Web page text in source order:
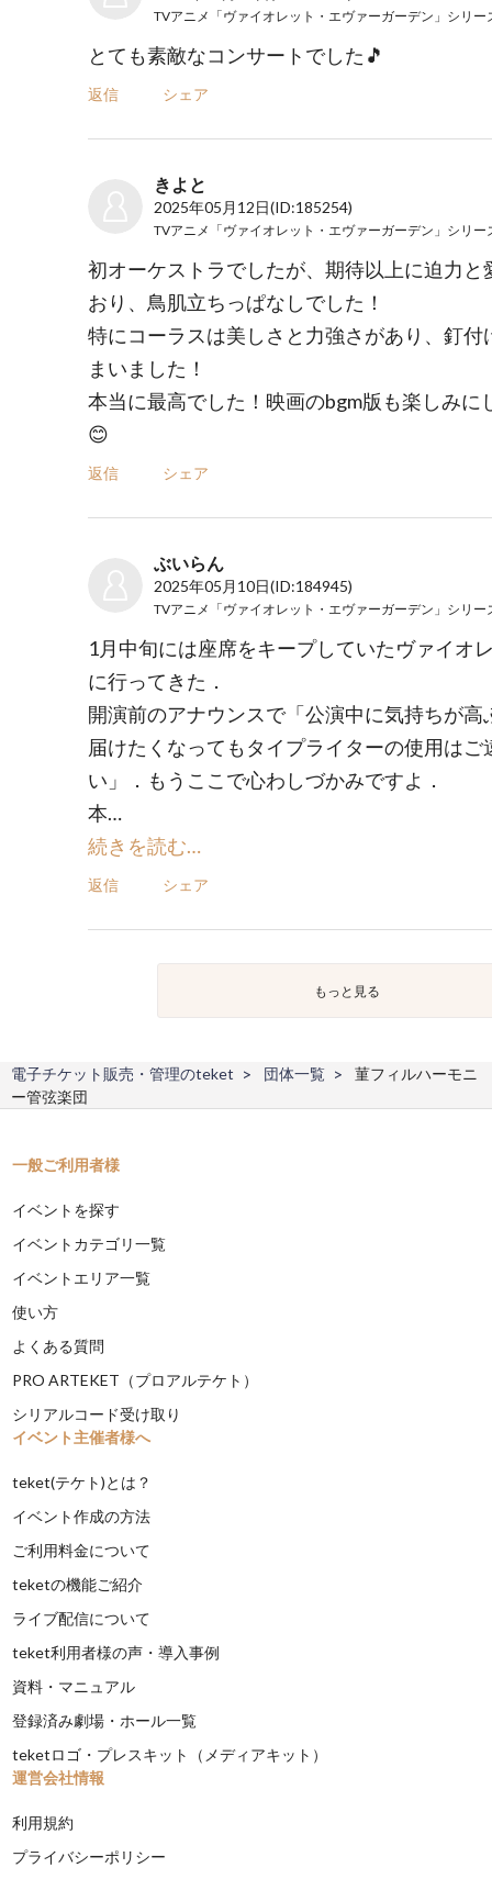
とても素敵なコンサートでした🎵
返信 シェア
きよと
2025年05月12日(ID:185254)
初オーケストラでしたが、期待以上に迫力と
おり、鳥肌立ちっぱなしでした！
特にコーラスは美しさと力強さがあり、釘付
まいました！
本当に最高でした！映画のbgm版も楽しみに
😊
返信 シェア
ぶいらん
2025年05月10日(ID:184945)
1月中旬には座席をキープしていたヴァイオ
に行ってきた．
開演前のアナウンスで「公演中に気持ちが高
届けたくなってもタイプライターの使用はご
い」．もうここで心わしづかみですよ．
本…
続きを読む…
返信 シェア
もっと見る
電子チケット販売・管理のteket 団体一覧
菫フィルハーモニ
ー管弦楽団
一般ご利用者様
イベントを探す
イベントカテゴリ一覧
イベントエリア一覧
使い方
よくある質問
PRO ARTEKET（プロアルテケト）
シリアルコード受け取り
イベント主催者様へ
teket(テケト)とは？
イベント作成の方法
ご利用料金について
teketの機能ご紹介
ライブ配信について
teket利用者様の声・導入事例
資料・マニュアル
登録済み劇場・ホール一覧
teketロゴ・プレスキット（メディアキット）
運営会社情報
利用規約
プライバシーポリシー